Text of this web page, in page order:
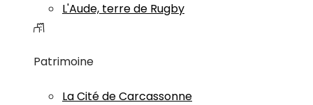
L'Aude, terre de Rugby
Patrimoine
La Cité de Carcassonne